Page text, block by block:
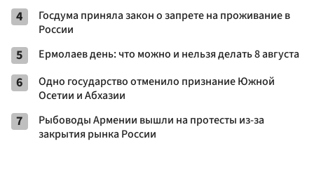
4
Госдума приняла закон о запрете на проживание в
России
5 Ермолаев день: что можно и нельзя делать 8 августа
6
Одно государство отменило признание Южной
Осетии и Абхазии
7
Рыбоводы Армении вышли на протесты из-за
закрытия рынка России